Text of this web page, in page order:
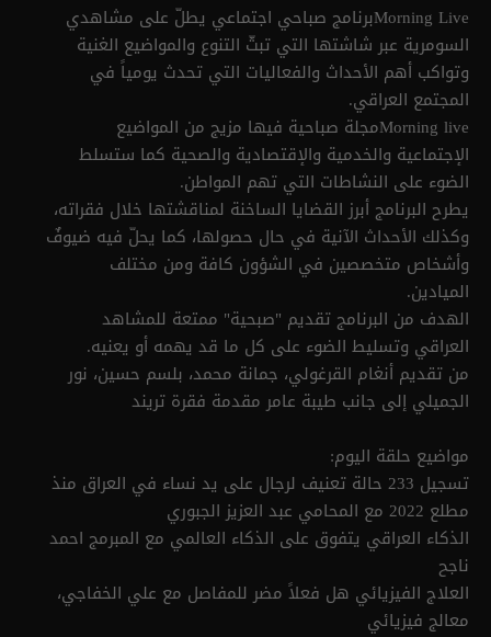
Morning Liveبرنامج صباحي اجتماعي يطلّ على مشاهدي
السومرية عبر شاشتها التي تبثّ التنوع والمواضيع الغنية
وتواكب أهم الأحداث والفعاليات التي تحدث يومياً في
المجتمع العراقي.
Morning liveمجلة صباحية فيها مزيج من المواضيع
الإجتماعية والخدمية والإقتصادية والصحية كما ستسلط
الضوء على النشاطات التي تهم المواطن.
يطرح البرنامج أبرز القضايا الساخنة لمناقشتها خلال فقراته،
وكذلك الأحداث الآنية في حال حصولها، كما يحلّ فيه ضيوفٌ
وأشخاص متخصصين في الشؤون كافة ومن مختلف
الميادين.
الهدف من البرنامج تقديم "صبحية" ممتعة للمشاهد
العراقي وتسليط الضوء على كل ما قد يهمه أو يعنيه.
من تقديم أنغام القرغولي، جمانة محمد، بلسم حسين، نور
الجميلي إلى جانب طيبة عامر مقدمة فقرة تريند
مواضيع حلقة اليوم:
تسجيل 233 حالة تعنيف لرجال على يد نساء في العراق منذ
مطلع 2022 مع المحامي عبد العزيز الجبوري
الذكاء العراقي يتفوق على الذكاء العالمي مع المبرمج احمد
ناجح
العلاج الفيزيائي هل فعلاً مضر للمفاصل مع علي الخفاجي،
معالج فيزيائي